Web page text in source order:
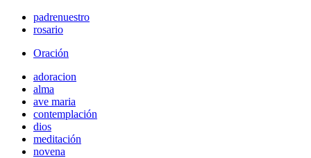
padrenuestro
rosario
Oración
adoracion
alma
ave maria
contemplación
dios
meditación
novena